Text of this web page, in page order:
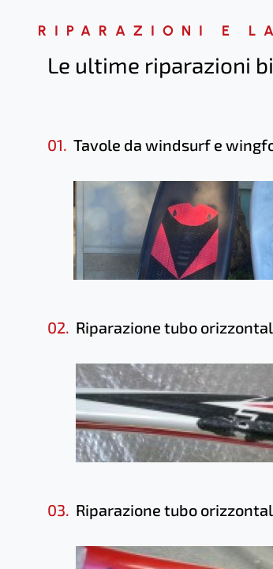
RIPARAZIONI E
Le ultime riparazioni
01. Tavole da windsurf e
02. Riparazione tubo
03. Riparazione tubo